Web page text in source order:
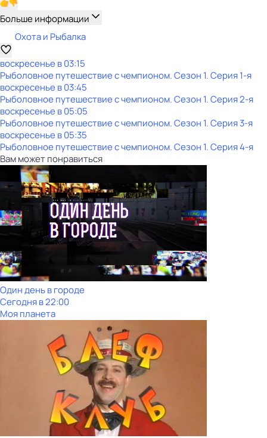
Больше информации
Охота и Рыбалка
воскресенье в03:15
Рыболовное путешествие с чемпионом. Сезон 1. Серия 1-я
воскресенье в03:45
Рыболовное путешествие с чемпионом. Сезон 1. Серия 2-я
воскресенье в05:05
Рыболовное путешествие с чемпионом. Сезон 1. Серия 3-я
воскресенье в05:35
Рыболовное путешествие с чемпионом. Сезон 1. Серия 4-я
Вам может понравиться
Один день в городе
Сегодня в 22:00
Моя планета